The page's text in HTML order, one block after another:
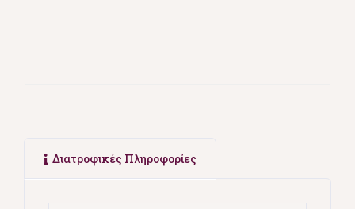
Διατροφικές Πληροφορίες